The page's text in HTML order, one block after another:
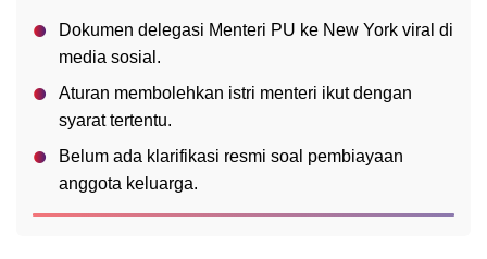
Dokumen delegasi Menteri PU ke New York viral di
media sosial.
Aturan membolehkan istri menteri ikut dengan
syarat tertentu.
Belum ada klarifikasi resmi soal pembiayaan
anggota keluarga.